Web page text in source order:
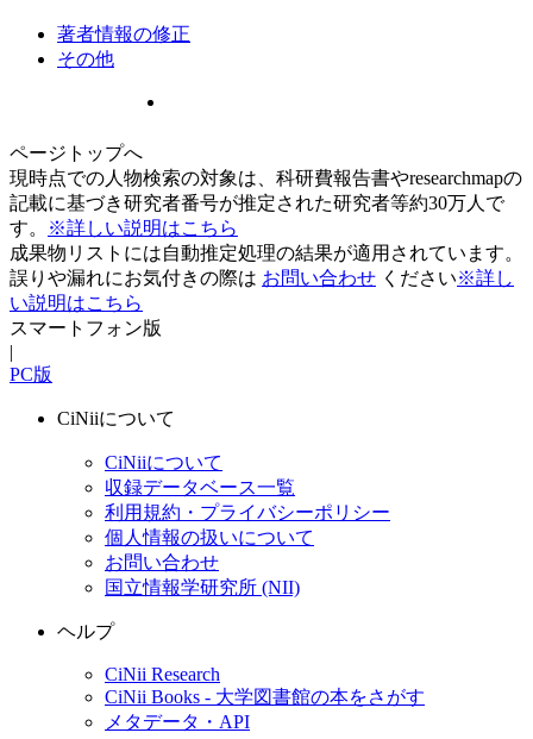
著者情報の修正
その他
ページトップへ
現時点での人物検索の対象は、科研費報告書やresearchmapの
記載に基づき研究者番号が推定された研究者等約30万人で
す。
※詳しい説明はこちら
成果物リストには自動推定処理の結果が適用されています。
誤りや漏れにお気付きの際は お問い合わせ ください※詳し
い説明はこちら
スマートフォン版
|
PC版
CiNiiについて
CiNiiについて
収録データベース一覧
利用規約・プライバシーポリシー
個人情報の扱いについて
お問い合わせ
国立情報学研究所 (NII)
ヘルプ
CiNii Research
CiNii Books - 大学図書館の本をさがす
メタデータ・API